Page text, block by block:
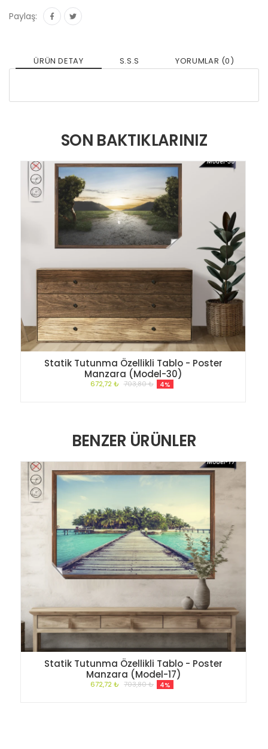
Paylaş:
ÜRÜN DETAY S.S.S YORUMLAR (0)
SON BAKTIKLARINIZ
Statik Tutunma Özellikli Tablo - Poster
Manzara (Model-30)
672,72 ₺ 703,80 ₺ 4%
BENZER ÜRÜNLER
Statik Tutunma Özellikli Tablo - Poster
Manzara (Model-17)
672,72 ₺ 703,80 ₺ 4%